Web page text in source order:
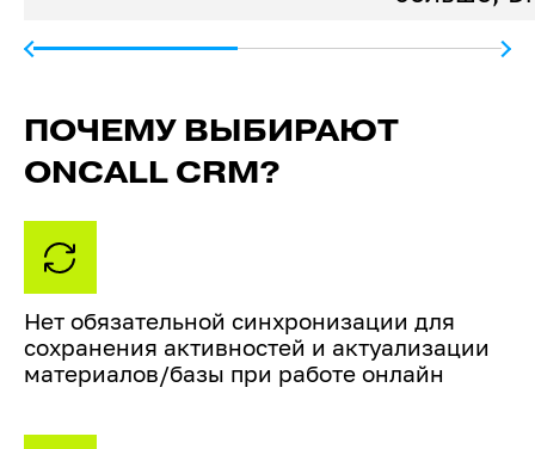
ПОЧЕМУ ВЫБИРАЮТ
ONCALL CRM?
Нет обязательной синхронизации для
сохранения активностей и актуализации
материалов/базы при работе онлайн